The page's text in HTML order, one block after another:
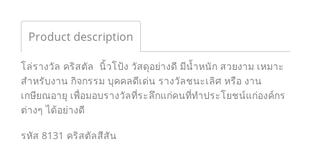
Product description
โล่รางวัล คริสตัล นิ้วโป้ง วัสดุอย่างดี มีน้ำหนัก สวยงาม เหมาะ
สำหรับงาน กิจกรรม บุคคลดีเด่น รางวัลชนะเลิศ หรือ งาน
เกษียณอายุ เพื่อมอบรางวัลที่ระลึกแก่คนที่ทำประโยชน์แก่องค์กร
ต่างๆ ได้อย่างดี
รหัส 8131 คริสตัลสีสัน